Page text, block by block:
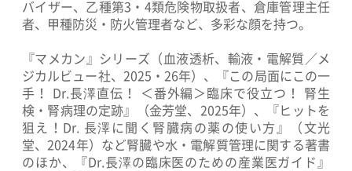
バイザー、乙種第3・4類危険物取扱者、倉庫管理主任
者、甲種防災・防火管理者など、多彩な顔を持つ。
『マメカン』シリーズ（血液透析、輸液・電解質／メ
ジカルビュー社、2025・26年）、『この局面にこの一
手！ Dr.長澤直伝！ ＜番外編＞臨床で役立つ！ 腎生
検・腎病理の定跡』（金芳堂、2025年）、『ヒットを
狙え！Dr. 長澤に聞く腎臓病の薬の使い方』（文光
堂、2024年）など腎臓や水・電解質管理に関する著書
のほか、『Dr.長澤の臨床医のための産業医ガイド』